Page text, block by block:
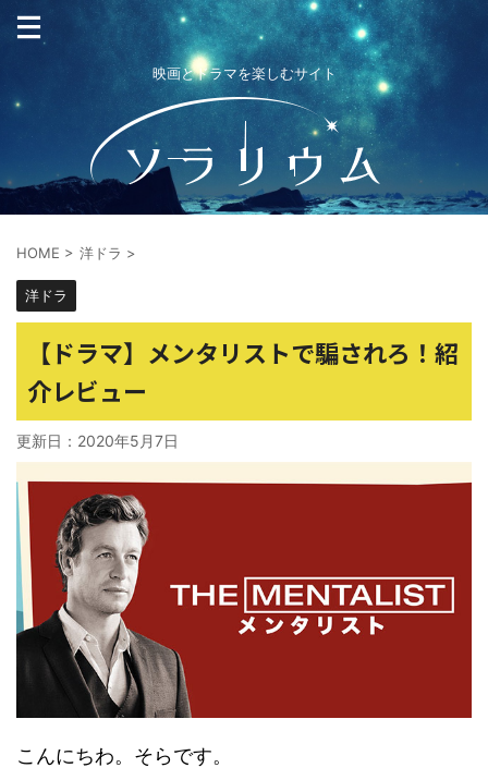
映画とドラマを楽しむサイト
HOME > 洋ドラ >
洋ドラ
【ドラマ】メンタリストで騙されろ！紹
介レビュー
更新日： 2020年5月7日
こんにちわ。そらです。